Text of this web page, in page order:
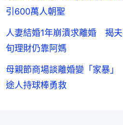
引600萬人朝聖
人妻結婚1年崩潰求離婚 揭
旬理財仍靠阿媽
母親節商場談離婚變「家暴
途人持球棒勇救